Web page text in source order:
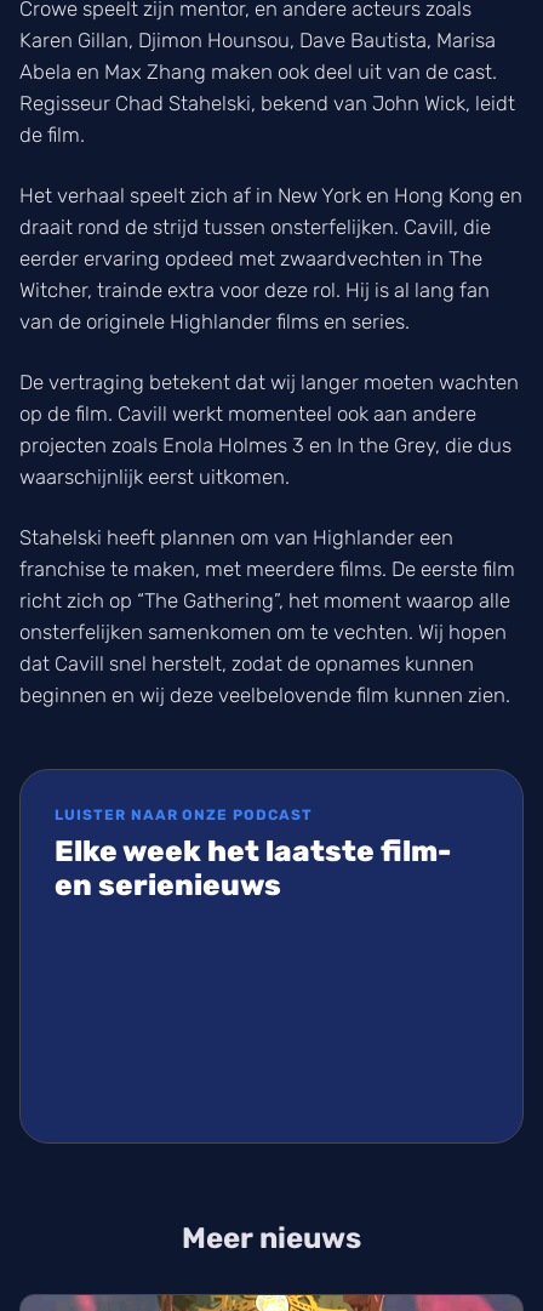
Crowe speelt zijn mentor, en andere acteurs zoals
Karen Gillan, Djimon Hounsou, Dave Bautista, Marisa
Abela en Max Zhang maken ook deel uit van de cast.
Regisseur Chad Stahelski, bekend van John Wick, leidt
de film.
Het verhaal speelt zich af in New York en Hong Kong en
draait rond de strijd tussen onsterfelijken. Cavill, die
eerder ervaring opdeed met zwaardvechten in The
Witcher, trainde extra voor deze rol. Hij is al lang fan
van de originele Highlander films en series.
De vertraging betekent dat wij langer moeten wachten
op de film. Cavill werkt momenteel ook aan andere
projecten zoals Enola Holmes 3 en In the Grey, die dus
waarschijnlijk eerst uitkomen.
Stahelski heeft plannen om van Highlander een
franchise te maken, met meerdere films. De eerste film
richt zich op “The Gathering”, het moment waarop alle
onsterfelijken samenkomen om te vechten. Wij hopen
dat Cavill snel herstelt, zodat de opnames kunnen
beginnen en wij deze veelbelovende film kunnen zien.
LUISTER NAAR ONZE PODCAST
Elke week het laatste film-
en serienieuws
Meer nieuws